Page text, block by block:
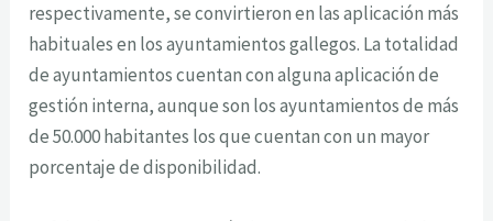
respectivamente, se convirtieron en las aplicación más
habituales en los ayuntamientos gallegos. La totalidad
de ayuntamientos cuentan con alguna aplicación de
gestión interna, aunque son los ayuntamientos de más
de 50.000 habitantes los que cuentan con un mayor
porcentaje de disponibilidad.